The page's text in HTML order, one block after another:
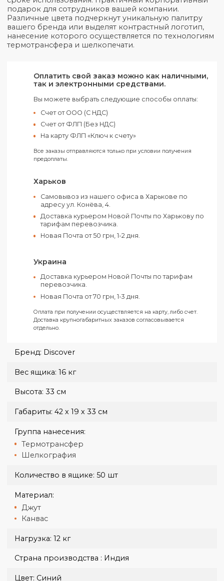
Джутовая сумка шопер с уплотненной вставкой
конваса LaPalma. Шоппинг в городе, прогулка на
природе или поездка в спортзал? Идеальным
решением является вместительная, легкая и
преимущество в виде износостойкости и долгом
сроке использования. Практичный
подарок для сотрудников вашей компании.
Различные цвета подчеркнут уникальную
вашего бренда или выделят контрастный
нанесение которого осуществляется по
термотрансфера и шелкопечати.
так и электронными средствами.
Вы можете выбрать следующие способы оплаты:
Счет от ООО (С НДС)
Счет от ФЛП (Без НДС)
На карту ФЛП «Ключ к счету»
предоплаты.
Харьков
Самовывоз из нашего офиса в Харькове по
адресу ул. Конёва, 4.
Доставка курьером Новой Почты по Харькову
Украина
Доставка курьером Новой Почты по тарифам
Новая Почта от 70 грн, 1-3 дня.
Оплата при получении осуществляется на карту, либо счет.
Доставка крупногабаритных заказов согласовывается
отдельно.
Бренд: Discover
Вес ящика:
Высота:
Габариты: 42 х 19 х 33 см
Группа нанесения:
Термотрансфер